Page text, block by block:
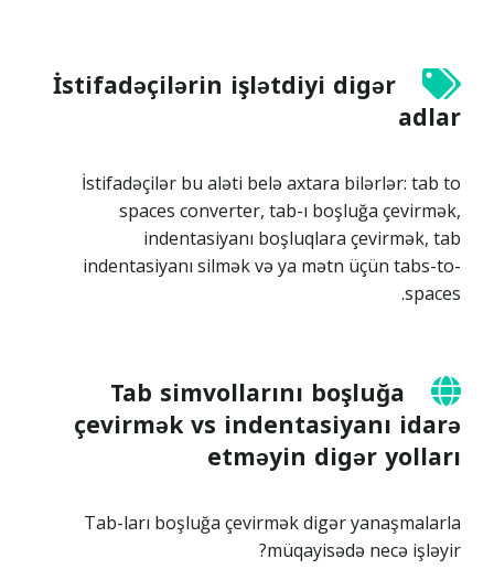
İstifadəçilərin işlətdiyi digər
adlar
İstifadəçilər bu aləti belə axtara bilərlər: tab to
spaces converter, tab-ı boşluğa çevirmək,
indentasiyanı boşluqlara çevirmək, tab
indentasiyanı silmək və ya mətn üçün tabs-to-
spaces.
Tab simvollarını boşluğa
çevirmək vs indentasiyanı idarə
etməyin digər yolları
Tab-ları boşluğa çevirmək digər yanaşmalarla
müqayisədə necə işləyir?